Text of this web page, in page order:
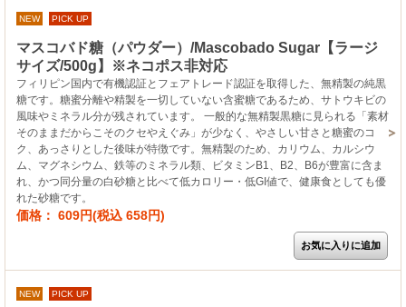
NEW PICK UP
マスコバド糖（パウダー）/Mascobado Sugar【ラージ
サイズ/500g】※ネコポス非対応
フィリピン国内で有機認証とフェアトレード認証を取得した、無精製の純黒
糖です。糖蜜分離や精製を一切していない含蜜糖であるため、サトウキビの
風味やミネラル分が残されています。 一般的な無精製黒糖に見られる「素材
そのままだからこそのクセやえぐみ」が少なく、やさしい甘さと糖蜜のコ
ク、あっさりとした後味が特徴です。無精製のため、カリウム、カルシウ
ム、マグネシウム、鉄等のミネラル類、ビタミンB1、B2、B6が豊富に含ま
れ、かつ同分量の白砂糖と比べて低カロリー・低GI値で、健康食としても優
れた砂糖です。
価格： 609円(税込 658円)
NEW PICK UP